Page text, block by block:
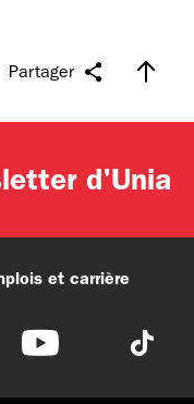
Partager
d'Unia
et carrière